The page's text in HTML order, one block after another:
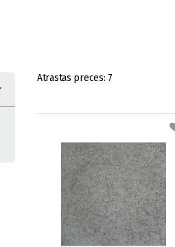
Atrastas preces: 7